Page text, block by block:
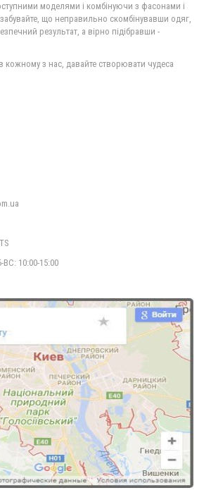
моделями і комбінуючи з фасонами і
що неправильно скомбінувавши одяг,
результат, а вірно підібравши -
кожному з нас, давайте створювати чудеса
10:00-15:00